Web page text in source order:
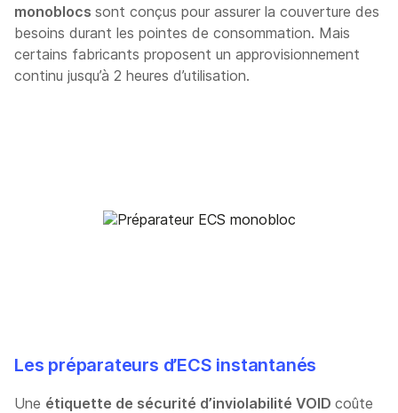
monoblocs sont conçus pour assurer la couverture des
besoins durant les pointes de consommation. Mais
certains fabricants proposent un approvisionnement
continu jusqu’à 2 heures d’utilisation.
Les préparateurs d’ECS instantanés
Une étiquette de sécurité d’inviolabilité VOID coûte